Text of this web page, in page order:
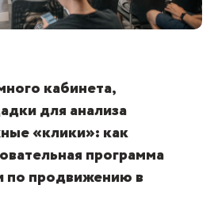
кабинета,
для анализа
«клики»: как
программа
по продвижению в